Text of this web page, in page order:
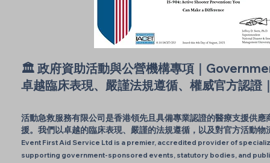
🏛️ 政府資助活動與公營機構專項｜
卓越臨床表現、嚴謹法規遵循、權威官方認證
活動急救服務有限公司是香港領先且具備專業認證的醫療支援供
援。我們以卓越的臨床表現、嚴謹的法規遵循，以及對官方活動
Event First Aid Service Ltd is a premier, accredited provider of
supporting government-sponsored events, statutory bodies, and